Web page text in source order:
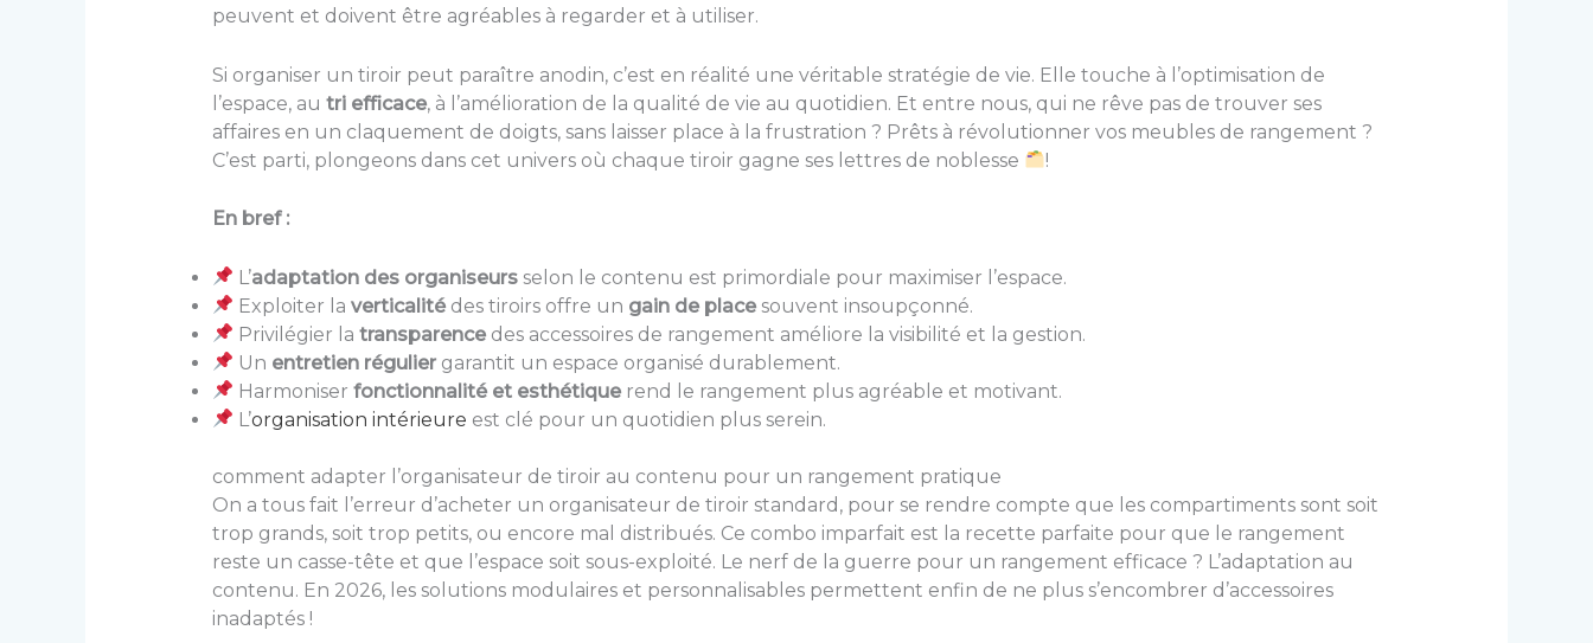
peuvent et doivent être agréables à regarder et à utiliser.
Si organiser un tiroir peut paraître anodin, c’est en réalité une véritable stratégie de vie. Elle touche à l’optimisation de
l’espace, au tri efficace, à l’amélioration de la qualité de vie au quotidien. Et entre nous, qui ne rêve pas de trouver ses
affaires en un claquement de doigts, sans laisser place à la frustration ? Prêts à révolutionner vos meubles de rangement ?
C’est parti, plongeons dans cet univers où chaque tiroir gagne ses lettres de noblesse
!
En bref :
L’adaptation des organiseursselon le contenu est primordiale pour maximiser l’espace.
Exploiter la verticalitédes tiroirs offre un gain de placesouvent insoupçonné.
Privilégier la transparencedes accessoires de rangement améliore la visibilité et la gestion.
Un entretien réguliergarantit un espace organisé durablement.
Harmoniser fonctionnalité et esthétiquerend le rangement plus agréable et motivant.
L’organisation intérieure est clé pour un quotidien plus serein.
comment adapter l’organisateur de tiroir au contenu pour un rangement pratique
On a tous fait l’erreur d’acheter un organisateur de tiroir standard, pour se rendre compte que les compartiments sont soit
trop grands, soit trop petits, ou encore mal distribués. Ce combo imparfait est la recette parfaite pour que le rangement
reste un casse-tête et que l’espace soit sous-exploité. Le nerf de la guerre pour un rangement efficace ? L’adaptation au
contenu. En 2026, les solutions modulaires et personnalisables permettent enfin de ne plus s’encombrer d’accessoires
inadaptés !